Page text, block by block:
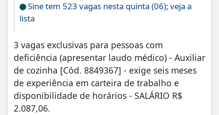
Sine tem 523 vagas nesta quinta (06); veja a
lista
3 vagas exclusivas para pessoas com
deficiência (apresentar laudo médico) - Auxiliar
de cozinha [Cód. 8849367] - exige seis meses
de experiência em carteira de trabalho e
disponibilidade de horários - SALÁRIO R$
2.087,06.